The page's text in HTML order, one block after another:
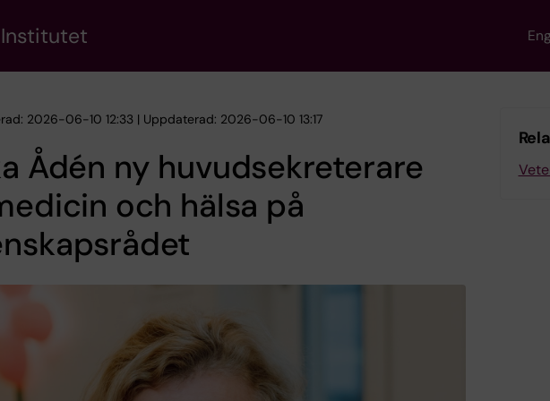
2026-06-10 12:33 | Uppdaterad: 2026-06-10 13:17
Ådén ny huvudsekreterare
och hälsa på